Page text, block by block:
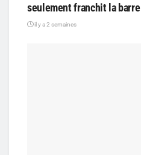
seulement franchit la barre
il y a 2 semaines